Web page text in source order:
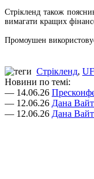
Стрікленд також
вимагати кращих
Промоушен
Стрікленд,
Новини по темі:
— 14.06.26
— 12.06.26 Дана Вайт
— 12.06.26 Дана Вайт